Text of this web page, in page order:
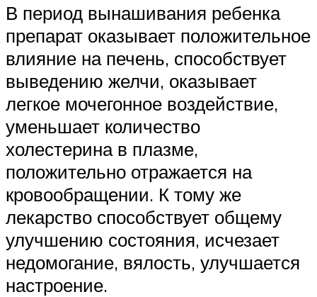
В период вынашивания ребенка
препарат оказывает положительное
влияние на печень, способствует
выведению желчи, оказывает
легкое мочегонное воздействие,
уменьшает количество
холестерина в плазме,
положительно отражается на
кровообращении. К тому же
лекарство способствует общему
улучшению состояния, исчезает
недомогание, вялость, улучшается
настроение.